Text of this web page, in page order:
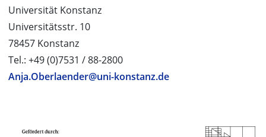
Universität Konstanz
Universitätsstr. 10
78457 Konstanz
Tel.: +49 (0)7531 / 88-2800
Anja.Oberlaender@uni-konstanz.de